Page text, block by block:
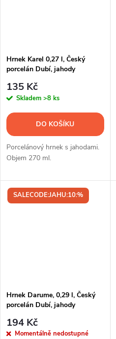
Hrnek Karel 0,27 l, Český
porcelán Dubí, jahody
135 Kč
Skladem >8 ks
DO KOŠÍKU
Porcelánový hrnek s jahodami.
Objem 270 ml.
SALECODE:JAHU:10:%
Hrnek Darume, 0,29 l, Český
porcelán Dubí, jahody
194 Kč
Momentálně nedostupné